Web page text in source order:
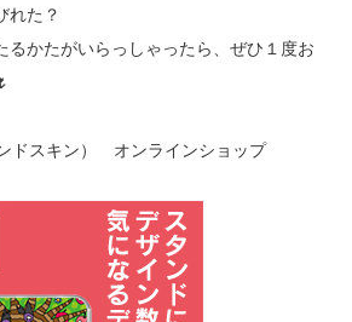
れた？
るかたがいらっしゃったら、ぜひ１度お
ドスキン） オンラインショップ